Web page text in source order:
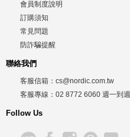
會員制度說明
訂購須知
常見問題
防詐騙提醒
聯絡我們
客服信箱： cs@nordic.com.tw
客服專線： 02 8772 6060 週一到
Follow Us